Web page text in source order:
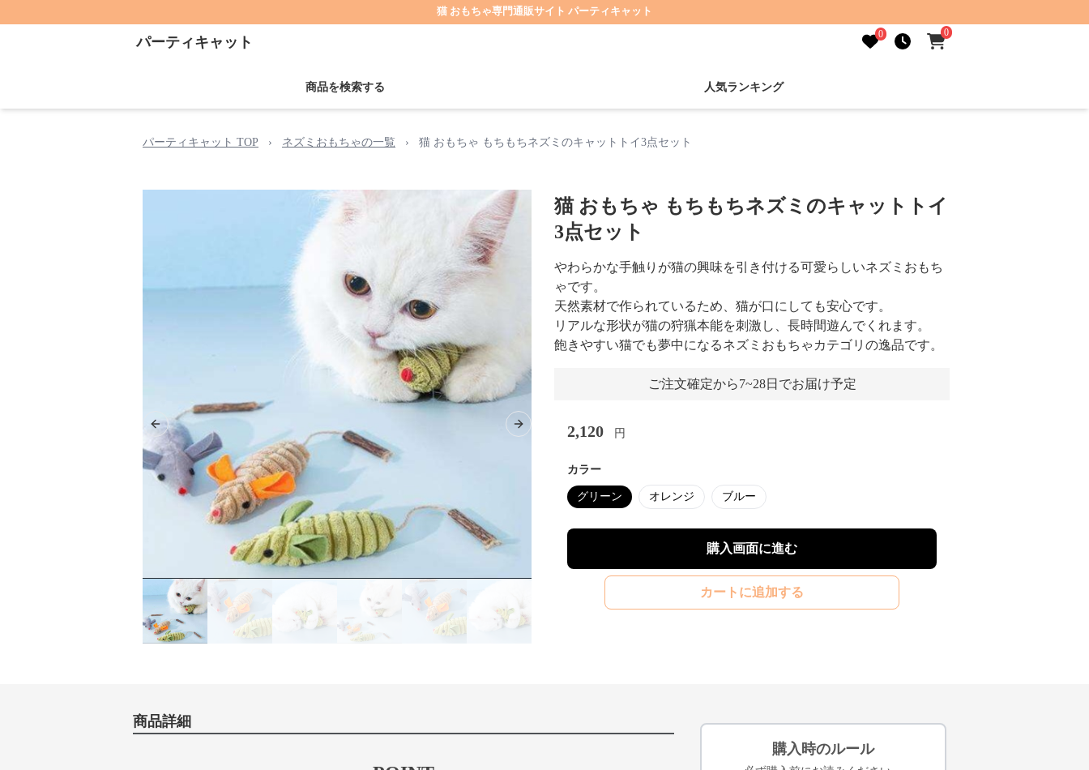
猫 おもちゃ専門通販サイト パーティキャット
パーティキャット 0 0
商品を検索する 人気ランキング
パーティキャット TOP › ネズミおもちゃの一覧 › 猫 おもちゃ もちもちネズミのキャットトイ3点セット
Previous slide Next slide
猫 おもちゃ もちもちネズミのキャットトイ
3点セット
やわらかな手触りが猫の興味を引き付ける可愛らしいネズミおもち
ゃです。
天然素材で作られているため、猫が口にしても安心です。
リアルな形状が猫の狩猟本能を刺激し、長時間遊んでくれます。
飽きやすい猫でも夢中になるネズミおもちゃカテゴリの逸品です。
ご注文確定から7~28日でお届け予定
2,120 円
カラー
グリーン オレンジ ブルー
購入画面に進む
カートに追加する
商品詳細
購入時のルール